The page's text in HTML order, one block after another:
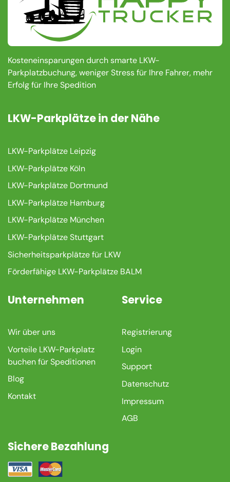
Kosteneinsparungen durch smarte LKW-
Parkplatzbuchung, weniger Stress für Ihre Fahrer, mehr
Erfolg für Ihre Spedition
LKW-Parkplätze in der Nähe
LKW-Parkplätze Leipzig
LKW-Parkplätze Köln
LKW-Parkplätze Dortmund
LKW-Parkplätze Hamburg
LKW-Parkplätze München
LKW-Parkplätze Stuttgart
Sicherheitsparkplätze für LKW
Förderfähige LKW-Parkplätze BALM
Unternehmen
Wir über uns
Vorteile LKW-Parkplatz
buchen für Speditionen
Blog
Kontakt
Service
Registrierung
Login
Support
Datenschutz
Impressum
AGB
Sichere Bezahlung